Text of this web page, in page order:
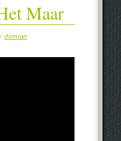
Maar
demian